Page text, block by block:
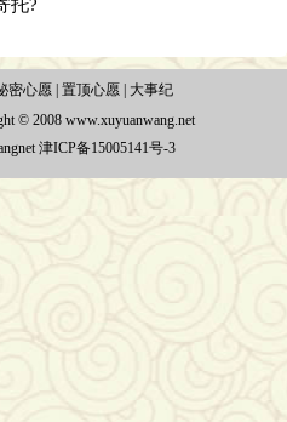
托?
密心愿 置顶心愿
大事纪
© 2008 www.xuyuanwang.net
津ICP备15005141号-3